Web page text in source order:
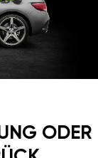
ODER